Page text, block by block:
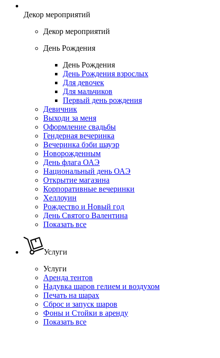
Декор мероприятий
Декор мероприятий
День Рождения
День Рождения
День Рождения взрослых
Для девочек
Для мальчиков
Первый день рождения
Девичник
Выходи за меня
Оформление свадьбы
Гендерная вечеринка
Вечеринка бэби шауэр
Новорожденным
День флага ОАЭ
Национальный день ОАЭ
Открытие магазина
Корпоративные вечеринки
Хеллоуин
Рождество и Новый год
День Святого Валентина
Показать все
Услуги
Услуги
Аренда тентов
Надувка шаров гелием и воздухом
Печать на шарах
Сброс и запуск шаров
Фоны и Стойки в аренду
Показать все